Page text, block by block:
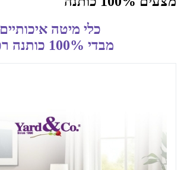
כלי מיטה איכותיים
מבדי 100% כותנה רכה